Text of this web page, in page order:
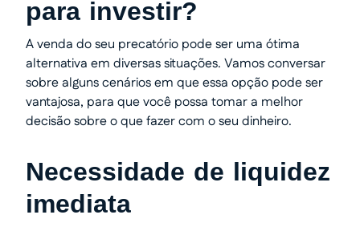
para investir?
A venda do seu precatório pode ser uma ótima
alternativa em diversas situações. Vamos conversar
sobre alguns cenários em que essa opção pode ser
vantajosa, para que você possa tomar a melhor
decisão sobre o que fazer com o seu dinheiro.
Necessidade de liquidez
imediata